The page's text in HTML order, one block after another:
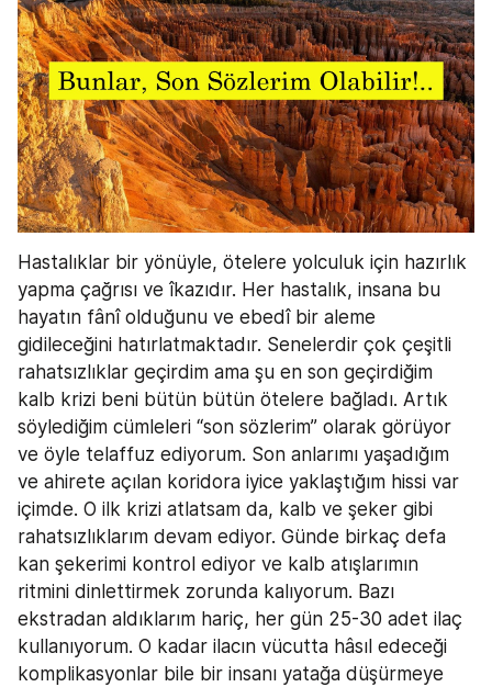
Hastalıklar bir yönüyle, ötelere yolculuk için hazırlık
yapma çağrısı ve îkazıdır. Her hastalık, insana bu
hayatın fânî olduğunu ve ebedî bir aleme
gidileceğini hatırlatmaktadır. Senelerdir çok çeşitli
rahatsızlıklar geçirdim ama şu en son geçirdiğim
kalb krizi beni bütün bütün ötelere bağladı. Artık
söylediğim cümleleri “son sözlerim” olarak görüyor
ve öyle telaffuz ediyorum. Son anlarımı yaşadığım
ve ahirete açılan koridora iyice yaklaştığım hissi var
içimde. O ilk krizi atlatsam da, kalb ve şeker gibi
rahatsızlıklarım devam ediyor. Günde birkaç defa
kan şekerimi kontrol ediyor ve kalb atışlarımın
ritmini dinlettirmek zorunda kalıyorum. Bazı
ekstradan aldıklarım hariç, her gün 25-30 adet ilaç
kullanıyorum. O kadar ilacın vücutta hâsıl edeceği
komplikasyonlar bile bir insanı yatağa düşürmeye